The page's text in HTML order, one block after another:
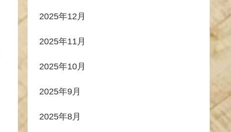
2025年12月
2025年11月
2025年10月
2025年9月
2025年8月